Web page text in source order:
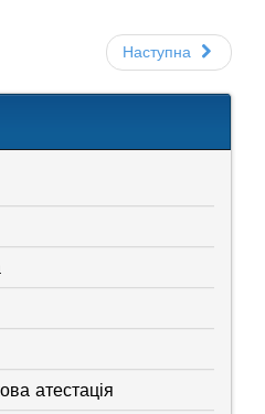
Наступна
атестація